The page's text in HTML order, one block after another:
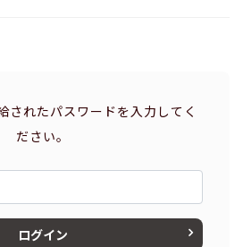
されたパスワードを入力してく
ださい。
ログイン